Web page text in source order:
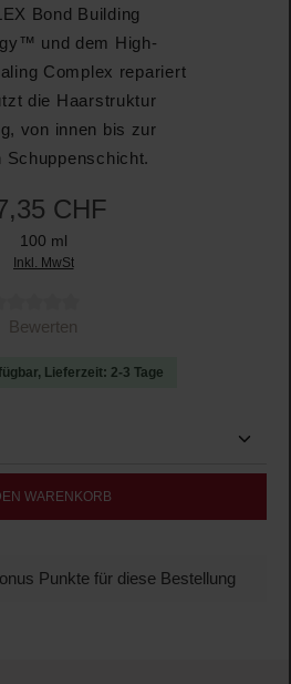
Bond Building
und dem High-
Complex repariert
die Haarstruktur
von innen bis zur
Schuppenschicht.
CHF
100 ml
Inkl. MwSt
von 0 von 5 Sternen
Bewerten
Lieferzeit: 2-3 Tage
den gewünschten Wert ein
WARENKORB
Punkte für diese Bestellung